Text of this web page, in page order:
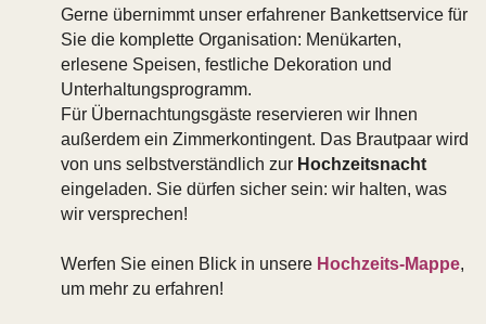
Gerne übernimmt unser erfahrener Bankettservice für
Sie die komplette Organisation: Menükarten,
erlesene Speisen, festliche Dekoration und
Unterhaltungsprogramm.
Für Übernachtungsgäste reservieren wir Ihnen
außerdem ein Zimmerkontingent. Das Brautpaar wird
von uns selbstverständlich zur Hochzeitsnacht
eingeladen. Sie dürfen sicher sein: wir halten, was
wir versprechen!
Werfen Sie einen Blick in unsere Hochzeits-Mappe,
um mehr zu erfahren!